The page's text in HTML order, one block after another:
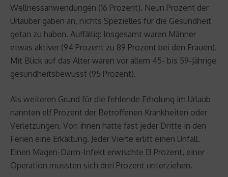
Wellnessanwendungen (16 Prozent). Neun Prozent der
Urlauber gaben an, nichts Spezielles für die Gesundheit
getan zu haben. Auffällig: Insgesamt waren Männer
etwas aktiver (94 Prozent zu 89 Prozent bei den Frauen).
Mit Blick auf das Alter waren vor allem 45- bis 59-Jährige
gesundheitsbewusst (95 Prozent).
Als weiteren Grund für die fehlende Erholung im Urlaub
nannten elf Prozent der Betroffenen Krankheiten oder
Verletzungen. Von ihnen hatte fast jeder Dritte in den
Ferien eine Erkältung. Jeder Vierte erlitt einen Unfall.
Einen Magen-Darm-Infekt erwischte 13 Prozent, einer
Operation mussten sich drei Prozent unterziehen.